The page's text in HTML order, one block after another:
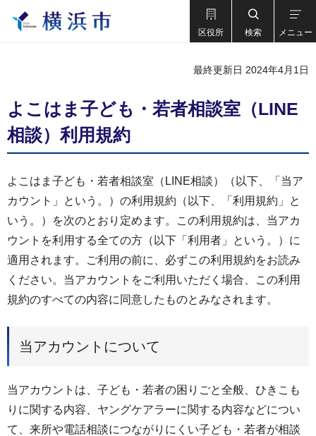
区役所 検索 メニュー
最終更新日 2024年4月1日
よこはま子ども・若者相談室（LINE
相談）利用規約
よこはま子ども・若者相談室（LINE相談）（以下、「当ア
カウント」という。）の利用規約（以下、「利用規約」と
いう。）を次のとおり定めます。この利用規約は、当アカ
ウントを利用する全ての方（以下「利用者」という。）に
適用されます。ご利用の前に、必ずこの利用規約をお読み
ください。当アカウントをご利用いただく場合、この利用
規約のすべての内容に同意したものとみなされます。
当アカウントについて
当アカウントは、子ども・若者の困りごと全般、ひきこも
りに関する内容、ヤングケアラーに関する内容などについ
て、来所や電話相談につながりにくい子ども・若者が相談